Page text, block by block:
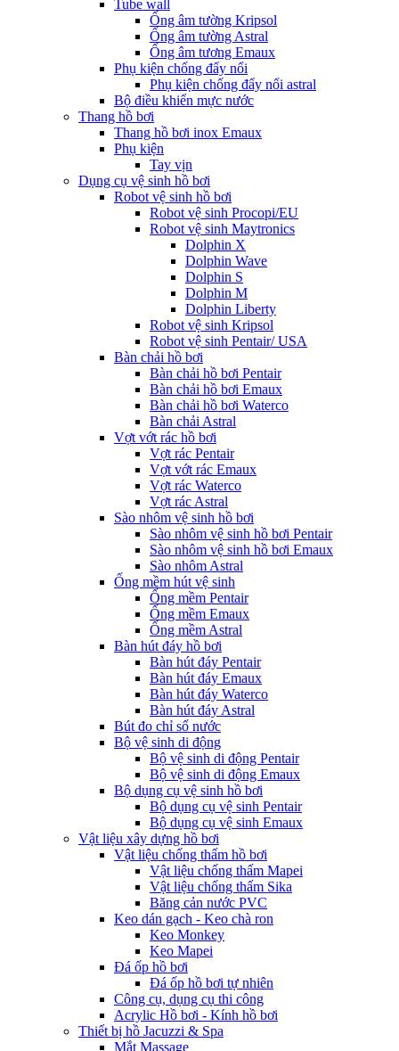
Tube wall
Ống âm tường Kripsol
Ống âm tường Astral
Ống âm tương Emaux
Phụ kiện chống đẩy nổi
Phụ kiện chống đẩy nổi astral
Bộ điều khiển mực nước
Thang hồ bơi
Thang hồ bơi inox Emaux
Phụ kiện
Tay vịn
Dụng cụ vệ sinh hồ bơi
Robot vệ sinh hồ bơi
Robot vệ sinh Procopi/EU
Robot vệ sinh Maytronics
Dolphin X
Dolphin Wave
Dolphin S
Dolphin M
Dolphin Liberty
Robot vệ sinh Kripsol
Robot vệ sinh Pentair/ USA
Bàn chải hồ bơi
Bàn chải hồ bơi Pentair
Bàn chải hồ bơi Emaux
Bàn chải hồ bơi Waterco
Bàn chải Astral
Vợt vớt rác hồ bơi
Vợt rác Pentair
Vợt vớt rác Emaux
Vợt rác Waterco
Vợt rác Astral
Sào nhôm vệ sinh hồ bơi
Sào nhôm vệ sinh hồ bơi Pentair
Sào nhôm vệ sinh hồ bơi Emaux
Sào nhôm Astral
Ống mềm hút vệ sinh
Ống mềm Pentair
Ống mềm Emaux
Ống mềm Astral
Bàn hút đáy hồ bơi
Bàn hút đáy Pentair
Bàn hút đáy Emaux
Bàn hút đáy Waterco
Bàn hút đáy Astral
Bút đo chỉ số nước
Bộ vệ sinh di động
Bộ vệ sinh di động Pentair
Bộ vệ sinh di động Emaux
Bộ dụng cụ vệ sinh hồ bơi
Bộ dụng cụ vệ sinh Pentair
Bộ dụng cụ vệ sinh Emaux
Vật liệu xây dựng hồ bơi
Vật liệu chống thấm hồ bơi
Vật liệu chống thấm Mapei
Vật liệu chống thấm Sika
Băng cản nước PVC
Keo dán gạch - Keo chà ron
Keo Monkey
Keo Mapei
Đá ốp hồ bơi
Đá ốp hồ bơi tự nhiên
Công cụ, dụng cụ thi công
Acrylic Hồ bơi - Kính hồ bơi
Thiết bị hồ Jacuzzi & Spa
Mắt Massage